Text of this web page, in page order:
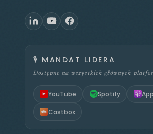
🎙️ MANDAT LIDERA
Dostępne na wszystkich głównych
YouTube Spotify
Castbox